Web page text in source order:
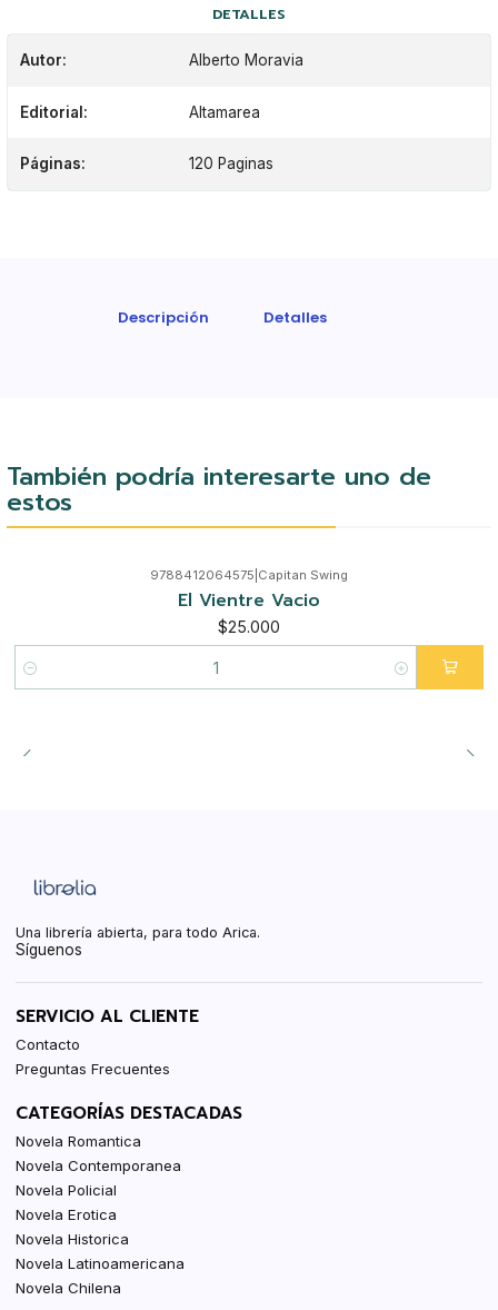
DETALLES
Autor: Alberto Moravia
Editorial: Altamarea
Páginas: 120 Paginas
Descripción Detalles
También podría interesarte uno de
estos
9788412064575 Capitan Swing
El Vientre Vacio
$25.000
Cantidad
Una librería abierta, para todo Arica.
Síguenos
SERVICIO AL CLIENTE
Contacto
Preguntas Frecuentes
CATEGORÍAS DESTACADAS
Novela Romantica
Novela Contemporanea
Novela Policial
Novela Erotica
Novela Historica
Novela Latinoamericana
Novela Chilena